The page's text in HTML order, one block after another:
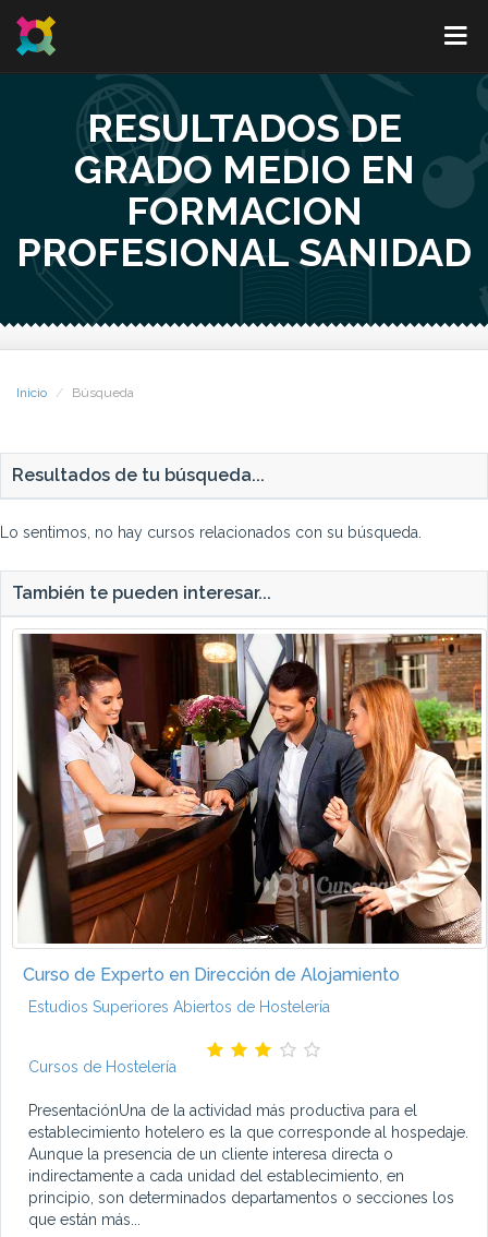
RESULTADOS DE
GRADO MEDIO EN
FORMACION
PROFESIONAL SANIDAD
Inicio Búsqueda
Resultados de tu búsqueda...
Lo sentimos, no hay cursos relacionados con su búsqueda.
También te pueden interesar...
Curso de Experto en Dirección de Alojamiento
Estudios Superiores Abiertos de Hostelería
Cursos de Hostelería
PresentaciónUna de la actividad más productiva para el
establecimiento hotelero es la que corresponde al hospedaje.
Aunque la presencia de un cliente interesa directa o
indirectamente a cada unidad del establecimiento, en
principio, son determinados departamentos o secciones los
que están más...